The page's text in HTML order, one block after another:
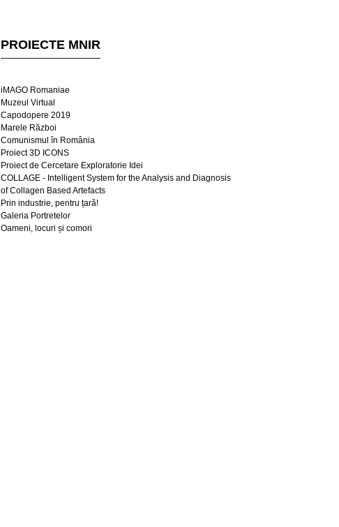
PROIECTE MNIR
iMAGO Romaniae
Muzeul Virtual
Capodopere 2019
Marele Război
Comunismul în România
Proiect 3D ICONS
Proiect de Cercetare Exploratorie Idei
COLLAGE - Intelligent System for the Analysis and Diagnosis
of Collagen Based Artefacts
Prin industrie, pentru țară!
Galeria Portretelor
Oameni, locuri și comori